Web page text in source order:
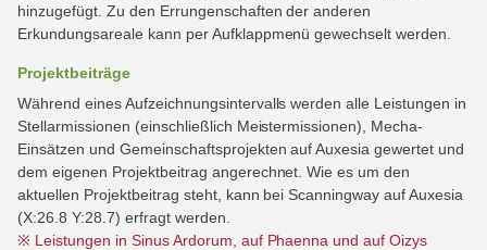
hinzugefügt. Zu den Errungenschaften der anderen
Erkundungsareale kann per Aufklappmenü gewechselt werden.
Projektbeiträge
Während eines Aufzeichnungsintervalls werden alle Leistungen in
Stellarmissionen (einschließlich Meistermissionen), Mecha-
Einsätzen und Gemeinschaftsprojekten auf Auxesia gewertet und
dem eigenen Projektbeitrag angerechnet. Wie es um den
aktuellen Projektbeitrag steht, kann bei Scanningway auf Auxesia
(X:26.8 Y:28.7) erfragt werden.
※ Leistungen in Sinus Ardorum, auf Phaenna und auf Oizys